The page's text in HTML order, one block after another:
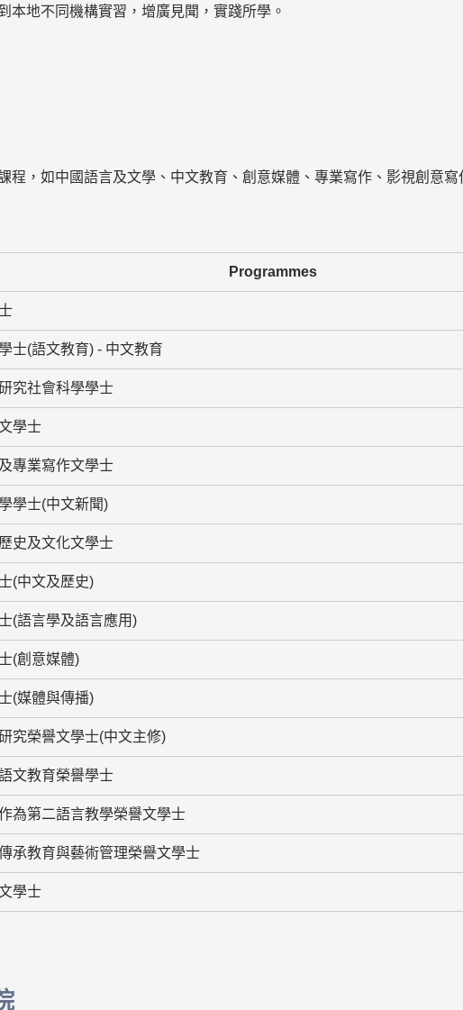
本地不同機構實習，增廣見聞，實踐所學。
，如中國語言及文學、中文教育、創意媒體、專業寫作、影視創意寫
Programmes
士(語文教育) - 中文教育
究社會科學學士
學士
專業寫作文學士
學士(中文新聞)
史及文化文學士
(中文及歷史)
(語言學及語言應用)
(創意媒體)
(媒體與傳播)
究榮譽文學士(中文主修)
文教育榮譽學士
為第二語言教學榮譽文學士
承教育與藝術管理榮譽文學士
學士